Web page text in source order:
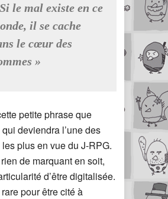
le mal existe en ce
il se cache
le cœur des
»
petite phrase que
qui deviendra l’une des
plus en vue du J-RPG.
de marquant en soit,
d’être digitalisée.
pour être cité à